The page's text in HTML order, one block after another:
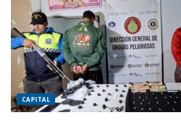
CAPITAL